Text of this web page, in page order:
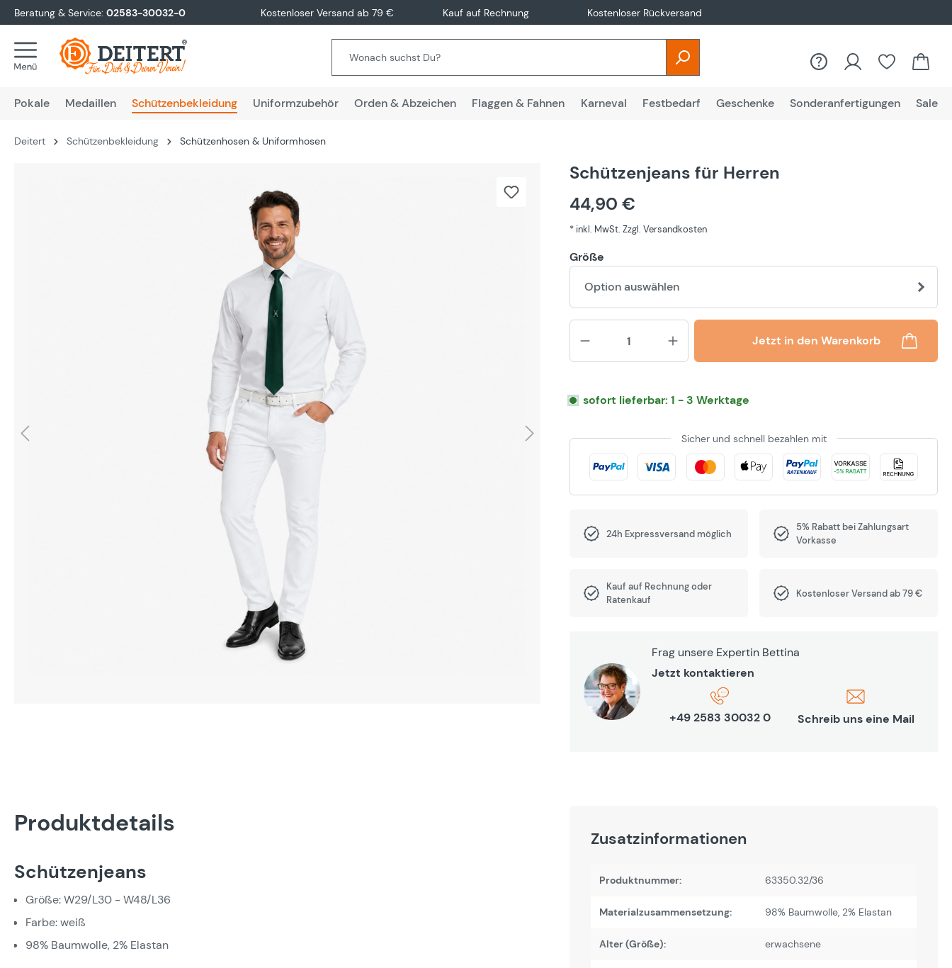
Zur Hauptnavigation springen
Beratung & Service: 02583-30032-0 Kostenloser Versand ab 79 € Kauf auf Rechnung Kostenloser Rückversand
Pokale Medaillen Schützenbekleidung Uniformzubehör Orden & Abzeichen Flaggen & Fahnen Karneval Festbedarf Geschenke Sonderanfertigungen Sale
Deitert Schützenbekleidung Schützenhosen & Uniformhosen
Schützenjeans für Herren
44,90 €
* inkl. MwSt. Zzgl. Versandkosten
Größe
Option auswählen
Produkt Anzahl: Gib den
Jetzt in den Warenkorb
sofort lieferbar: 1 - 3 Werktage
Sicher und schnell bezahlen mit
24h Expressversand möglich
5% Rabatt bei Zahlungsart
Vorkasse
Kauf auf Rechnung oder
Ratenkauf
Kostenloser Versand ab 79 €
Frag unsere Expertin Bettina
Jetzt kontaktieren
+49 2583 30032 0 Schreib uns eine Mail
Produktdetails
Schützenjeans
Größe: W29/L30 - W48/L36
Farbe: weiß
98% Baumwolle, 2% Elastan
Zusatzinformationen
Produktnummer: 63350.32/36
Materialzusammensetzung: 98% Baumwolle, 2% Elastan
Alter (Größe): erwachsene